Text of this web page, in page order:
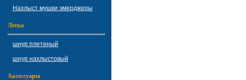
Нахлыст мушки эмерджеры
Леска
шнур плетеный
шнур нахлыстовый
Аксессуары